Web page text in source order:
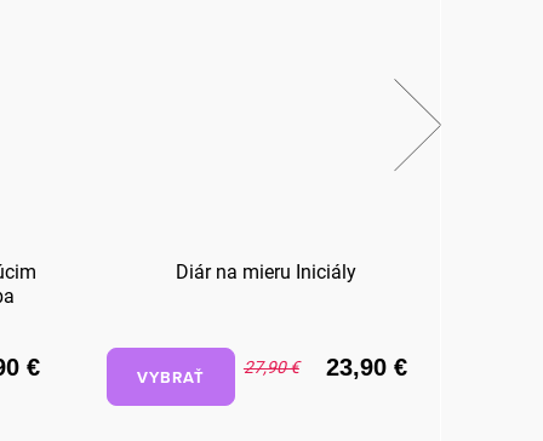
€
Diár na mieru Iniciály
27,90 € 23,90 €
VYBRAŤ